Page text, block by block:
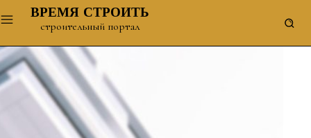
ВРЕМЯ СТРОИТЬ
строительный портал